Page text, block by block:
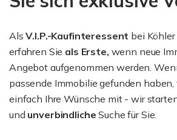
AlsV.I.P.-Kaufinteressent bei
erfahren Sie als Erste, wenn neue
Angebot aufgenommen werden.
passende Immobilie gefunden haben,
einfach Ihre Wünsche mit - wir
und unverbindliche Suche für Sie.